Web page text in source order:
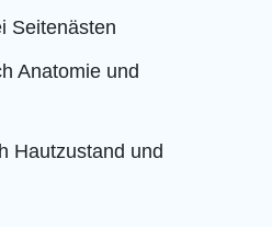
Seitenästen
Anatomie und
Hautzustand und